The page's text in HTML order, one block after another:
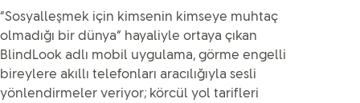
“Sosyalleşmek için kimsenin kimseye muhtaç
olmadığı bir dünya” hayaliyle ortaya çıkan
BlindLook adlı mobil uygulama, görme engelli
bireylere akıllı telefonları aracılığıyla sesli
yönlendirmeler veriyor; körcül yol tarifleri